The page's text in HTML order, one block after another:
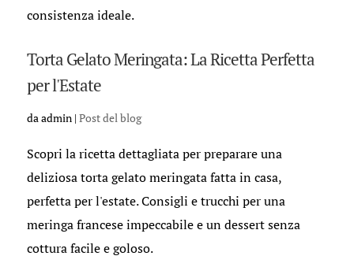
consistenza ideale.
Torta Gelato Meringata: La Ricetta Perfetta
per l'Estate
daadmin| Post del blog
Scopri la ricetta dettagliata per preparare una
deliziosa torta gelato meringata fatta in casa,
perfetta per l'estate. Consigli e trucchi per una
meringa francese impeccabile e un dessert senza
cottura facile e goloso.